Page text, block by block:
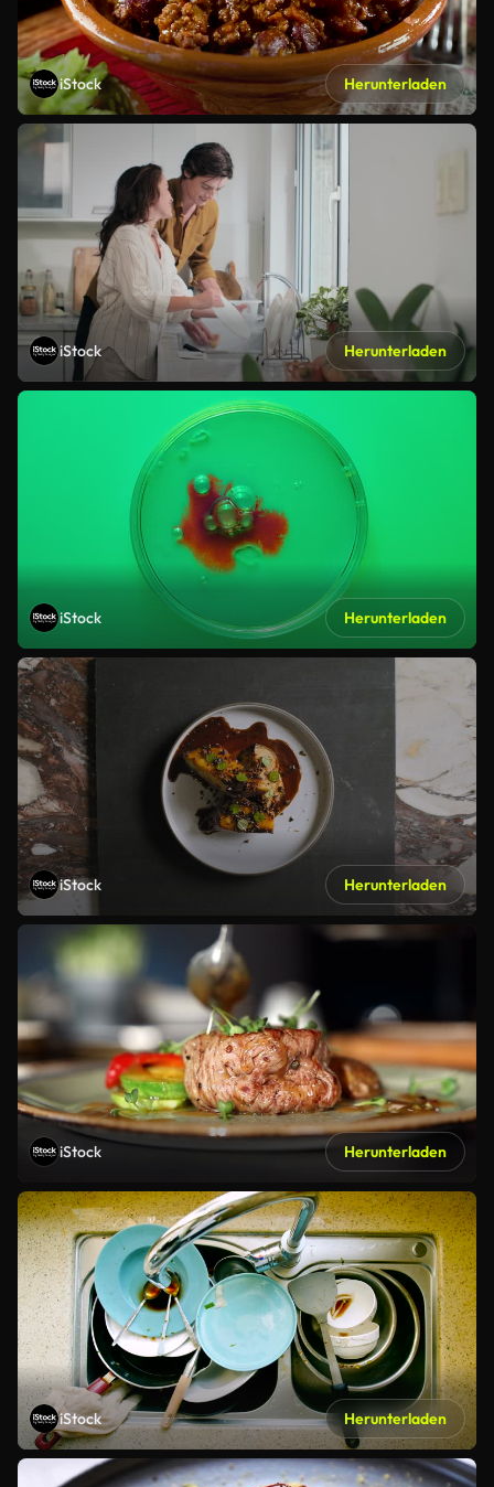
iStock Herunterladen
iStock Herunterladen
iStock Herunterladen
iStock Herunterladen
iStock Herunterladen
iStock Herunterladen